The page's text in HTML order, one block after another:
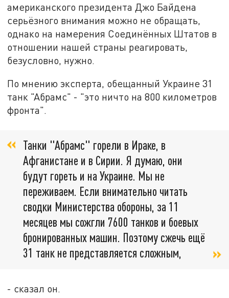
американского президента Джо Байдена
серьёзного внимания можно не обращать,
однако на намерения Соединённых Штатов в
отношении нашей страны реагировать,
безусловно, нужно.
По мнению эксперта, обещанный Украине 31
танк "Абрамс" - "это ничто на 800 километров
фронта".
Танки "Абрамс" горели в Ираке, в
Афганистане и в Сирии. Я думаю, они
будут гореть и на Украине. Мы не
переживаем. Если внимательно читать
сводки Министерства обороны, за 11
месяцев мы сожгли 7600 танков и боевых
бронированных машин. Поэтому сжечь ещё
31 танк не представляется сложным,
- сказал он.